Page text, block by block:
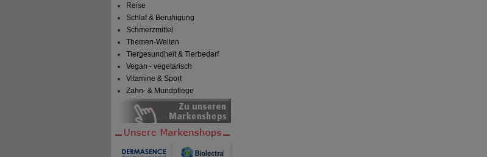
Reise
Schlaf & Beruhigung
Schmerzmittel
Themen-Welten
Tiergesundheit & Tierbedarf
Vegan - vegetarisch
Vitamine & Sport
Zahn- & Mundpflege